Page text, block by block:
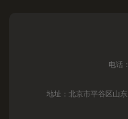
电话
地址：北京市平谷区山